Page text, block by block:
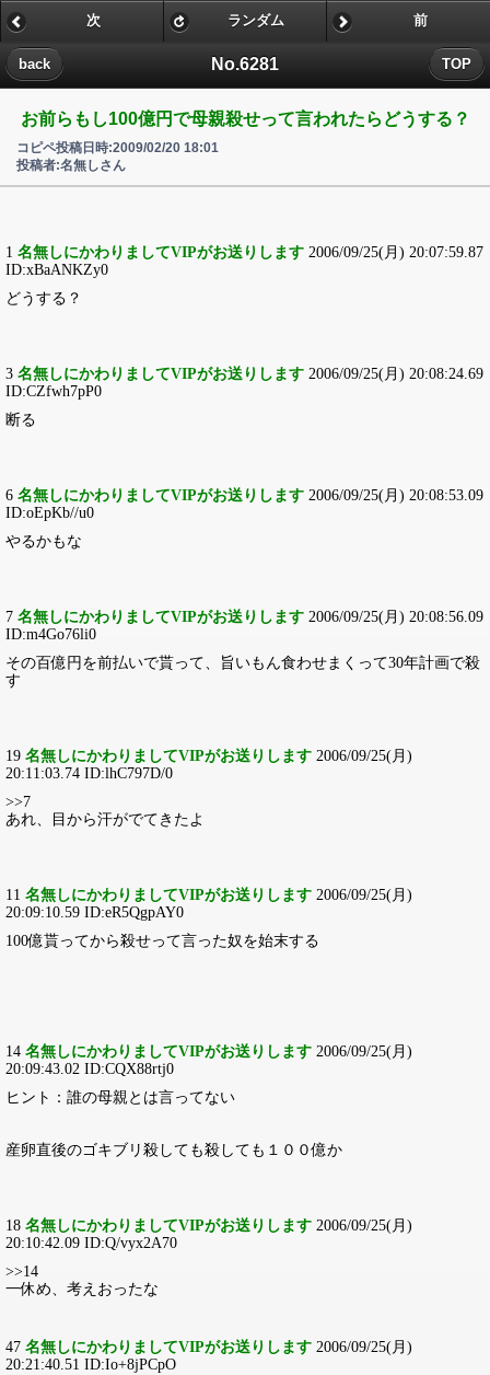
No.6281
back TOP
次 ランダム 前
お前らもし100億円で母親殺せって言われたらどうする？
コピペ投稿日時:2009/02/20 18:01
投稿者:名無しさん
1 名無しにかわりましてVIPがお送りします 2006/09/25(月) 20:07:59.87
ID:xBaANKZy0
どうする？
3 名無しにかわりましてVIPがお送りします 2006/09/25(月) 20:08:24.69
ID:CZfwh7pP0
断る
6 名無しにかわりましてVIPがお送りします 2006/09/25(月) 20:08:53.09
ID:oEpKb//u0
やるかもな
7 名無しにかわりましてVIPがお送りします 2006/09/25(月) 20:08:56.09
ID:m4Go76li0
その百億円を前払いで貰って、旨いもん食わせまくって30年計画で殺
す
19 名無しにかわりましてVIPがお送りします 2006/09/25(月)
20:11:03.74 ID:lhC797D/0
>>7
あれ、目から汗がでてきたよ
11 名無しにかわりましてVIPがお送りします 2006/09/25(月)
20:09:10.59 ID:eR5QgpAY0
100億貰ってから殺せって言った奴を始末する
14 名無しにかわりましてVIPがお送りします 2006/09/25(月)
20:09:43.02 ID:CQX88rtj0
ヒント：誰の母親とは言ってない
産卵直後のゴキブリ殺しても殺しても１００億か
18 名無しにかわりましてVIPがお送りします 2006/09/25(月)
20:10:42.09 ID:Q/vyx2A70
>>14
一休め、考えおったな
47 名無しにかわりましてVIPがお送りします 2006/09/25(月)
20:21:40.51 ID:Io+8jPCpO